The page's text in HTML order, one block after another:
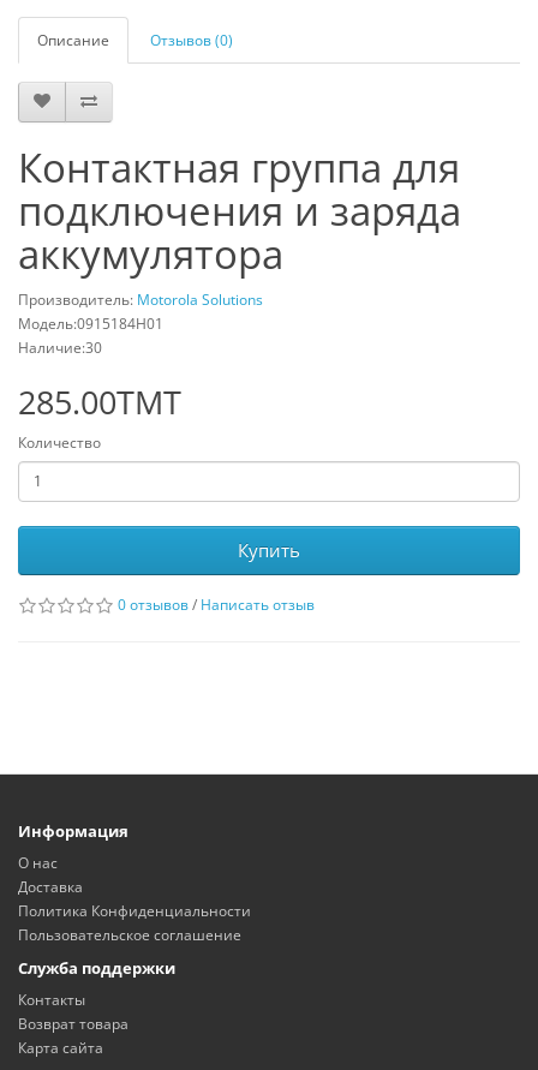
Описание Отзывов (0)
Контактная группа для
подключения и заряда
аккумулятора
Производитель: Motorola Solutions
Модель:0915184H01
Наличие:30
285.00TMT
Количество
Купить
0 отзывов/ Написать отзыв
Информация
О нас
Доставка
Политика Конфиденциальности
Пользовательское соглашение
Служба поддержки
Контакты
Возврат товара
Карта сайта